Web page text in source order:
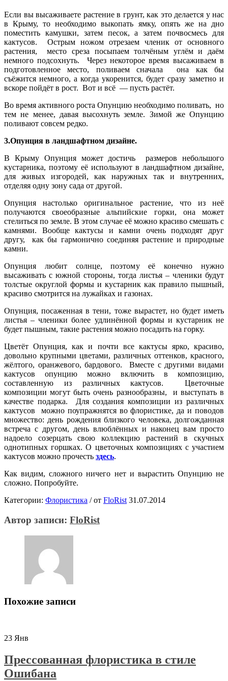
Если вы высаживаете растение в грунт, как это делается у нас
в Крыму, то необходимо выкопать ямку, опять же на дно
поместить камушки, затем песок, а затем почвосмесь для
кактусов. Острым ножом отрезаем членик от основного
растения, место среза посыпаем толчёным углём и даём
немного подсохнуть. Через некоторое время высаживаем в
подготовленное место, поливаем сначала она как бы
съёжится немного, а когда укоренится, будет сразу заметно и
вскоре пойдёт в рост. Вот и всё — пусть растёт.
Во время активного роста Опунцию необходимо поливать, но
тем не менее, давая высохнуть земле. Зимой же Опунцию
поливают совсем редко.
3.Опунция в ландшафтном дизайне.
В Крыму Опунция может достичь размеров небольшого
кустарника, поэтому её используют в ландшафтном дизайне,
для живых изгородей, как наружных так и внутренних,
отделяя одну зону сада от другой.
Опунция настолько оригинальное растение, что из неё
получаются своеобразные альпийские горки, она может
стелиться по земле. В этом случае её можно красиво смешать с
камнями. Вообще кактусы и камни очень подходят друг
другу, как бы гармонично соединяя растение и природные
камни.
Опунция любит солнце, поэтому её конечно нужно
высаживать с южной стороны, тогда листья – членики будут
толстые округлой формы и кустарник как правило пышный,
красиво смотрится на лужайках и газонах.
Опунция, посаженная в тени, тоже вырастет, но будет иметь
листья – членики более удлинённой формы и кустарник не
будет пышным, такие растения можно посадить на горку.
Цветёт Опунция, как и почти все кактусы ярко, красиво,
довольно крупными цветами, различных оттенков, красного,
жёлтого, оранжевого, бардового. Вместе с другими видами
кактусов опунцию можно включить в композицию,
составленную из различных кактусов. Цветочные
композиции могут быть очень разнообразны, и выступать в
качестве подарка. Для создания композиции из различных
кактусов можно поупражнятся во флористике, да и поводов
множество: день рождения близкого человека, долгожданная
встреча с другом, день влюблённых и наконец вам просто
надоело созерцать свою коллекцию растений в скучных
однотипных горшках. О цветочных композициях с участием
кактусов можно прочесть здесь.
Как видим, сложного ничего нет и вырастить Опунцию не
сложно. Попробуйте.
Категории: Флористика /от FloRist 31.07.2014
Автор записи: FloRist
Похожие записи
23 Янв
Прессованная флористика в стиле
Ошибана